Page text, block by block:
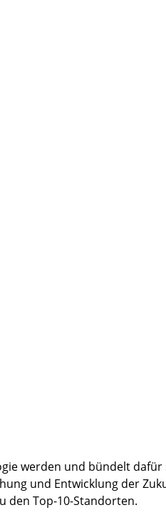
werden und bündelt
und Entwicklung der
den Top-10-Standorten.